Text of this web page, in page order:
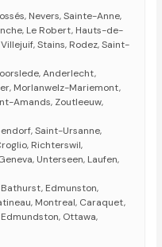
Nevers, Sainte-Anne,
Le Robert, Hauts-de-
Stains, Rodez, Saint-
Anderlecht,
Morlanwelz-Mariemont,
Amands, Zoutleeuw,
Saint-Ursanne,
Richterswil,
Unterseen, Laufen,
Edmunston,
Montreal, Caraquet,
Ottawa,